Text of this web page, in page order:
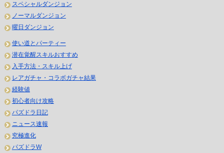
スペシャルダンジョン
ノーマルダンジョン
曜日ダンジョン
使い道とパーティー
潜在覚醒スキルおすすめ
入手方法・スキル上げ
レアガチャ・コラボガチャ結果
経験値
初心者向け攻略
パズドラ日記
ニュース速報
究極進化
パズドラW